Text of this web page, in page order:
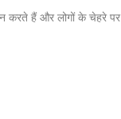
करते हैं और लोगों के चेहरे पर